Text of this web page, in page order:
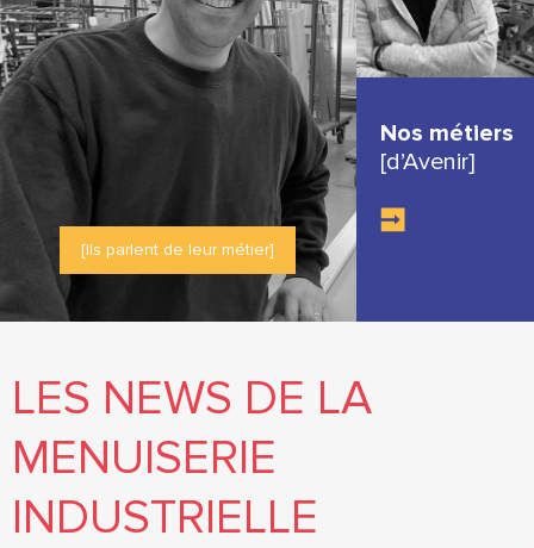
[Ils parlent de leur métier]
Nos métiers
[d’Avenir]
LES NEWS DE LA
MENUISERIE
INDUSTRIELLE